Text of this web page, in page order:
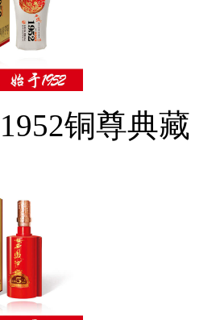
铜尊典藏